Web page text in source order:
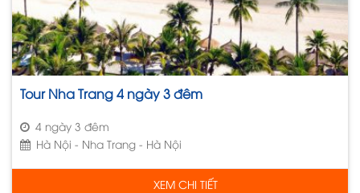
Tour Nha Trang 4 ngày 3 đêm
4 ngày 3 đêm
Hà Nội - Nha Trang - Hà Nội
XEM CHI TIẾT